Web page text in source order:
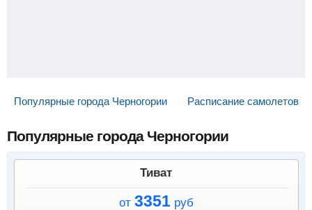
Популярные города Черногории Расписание самолетов
Популярные города Черногории
Тиват
от 3351 руб